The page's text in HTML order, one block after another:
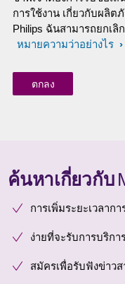
การใช้งาน เกี่ยวกับผลิ
Philips ฉันสามารถยกเลิ
หมายความว่าอย่างไร
ค้นหาเกี่ยวกับ
การเพิ่มระยะเวลาก
ง่ายที่จะรับการบริกา
สมัครเพื่อรับฟังข่าว